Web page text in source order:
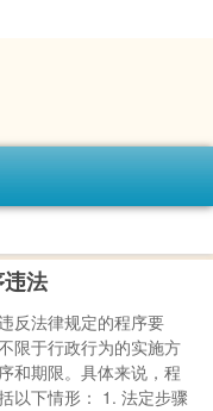
法
反法律规定的程序要
限于行政行为的实施方
和期限。具体来说，程
以下情形： 1. 法定步骤